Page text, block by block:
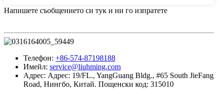
Напишете съобщението си тук и ни го изпратете
Телефон: +86-574-87198188
Имейл: service@liuhming.com
Адрес: Адрес: 19/FL., YangGuang Bldg., #65 South JieFang
Road, Нингбо, Китай. Пощенски код: 315010